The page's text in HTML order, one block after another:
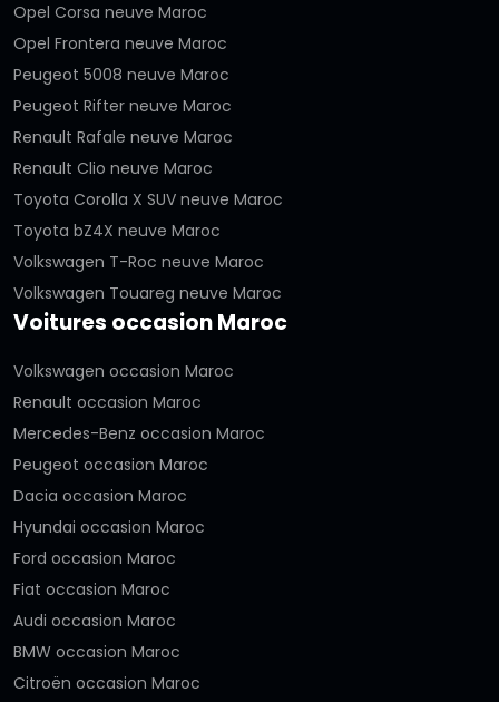
Opel Corsa neuve Maroc
Opel Frontera neuve Maroc
Peugeot 5008 neuve Maroc
Peugeot Rifter neuve Maroc
Renault Rafale neuve Maroc
Renault Clio neuve Maroc
Toyota Corolla X SUV neuve Maroc
Toyota bZ4X neuve Maroc
Volkswagen T-Roc neuve Maroc
Volkswagen Touareg neuve Maroc
Voitures occasion Maroc
Volkswagen occasion Maroc
Renault occasion Maroc
Mercedes-Benz occasion Maroc
Peugeot occasion Maroc
Dacia occasion Maroc
Hyundai occasion Maroc
Ford occasion Maroc
Fiat occasion Maroc
Audi occasion Maroc
BMW occasion Maroc
Citroën occasion Maroc